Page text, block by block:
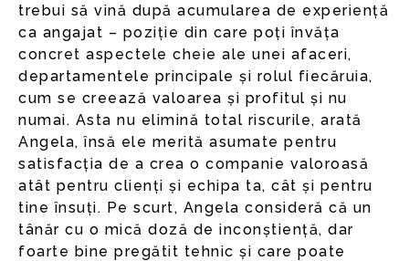
trebui să vină după acumularea de experiență
ca angajat – poziție din care poți învăța
concret aspectele cheie ale unei afaceri,
departamentele principale și rolul fiecăruia,
cum se creează valoarea și profitul și nu
numai. Asta nu elimină total riscurile, arată
Angela, însă ele merită asumate pentru
satisfacția de a crea o companie valoroasă
atât pentru clienți și echipa ta, cât și pentru
tine însuți. Pe scurt, Angela consideră că un
tânăr cu o mică doză de inconștiență, dar
foarte bine pregătit tehnic și care poate